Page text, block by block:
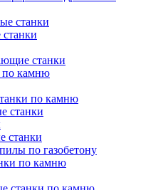
станки
станки
по камню
по камню
станки
станки
по газобетону
по камню